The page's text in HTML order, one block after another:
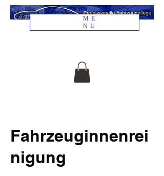
ME
NU
04307 82 41
Fahrzeuginnenrei
nigung